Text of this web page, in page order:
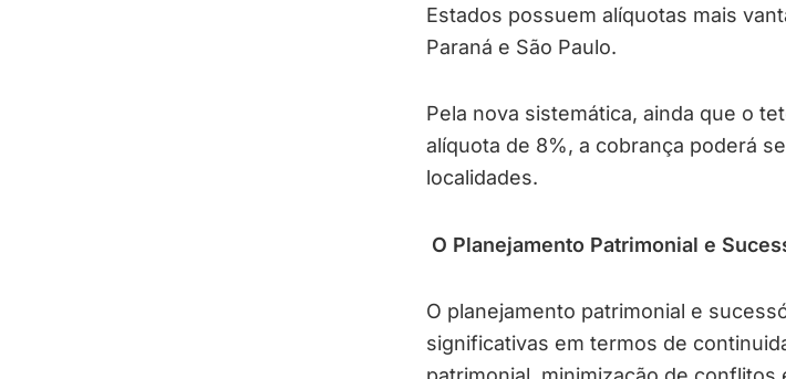
Estados possuem alíquotas mais
Paraná e São Paulo.
Pela nova sistemática, ainda que o
alíquota de 8%, a cobrança poderá
localidades.
O Planejamento Patrimonial e
O planejamento patrimonial e
significativas em termos de